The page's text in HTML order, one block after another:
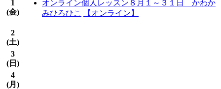
1
(金)
オンライン個人レッスン８月１～３１日 かわか
みひろひこ
【オンライン】
2
(土)
3
( 日 )
4
(月 )